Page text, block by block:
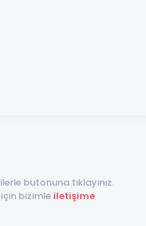
butonuna tıklayınız.
bizimle iletişime